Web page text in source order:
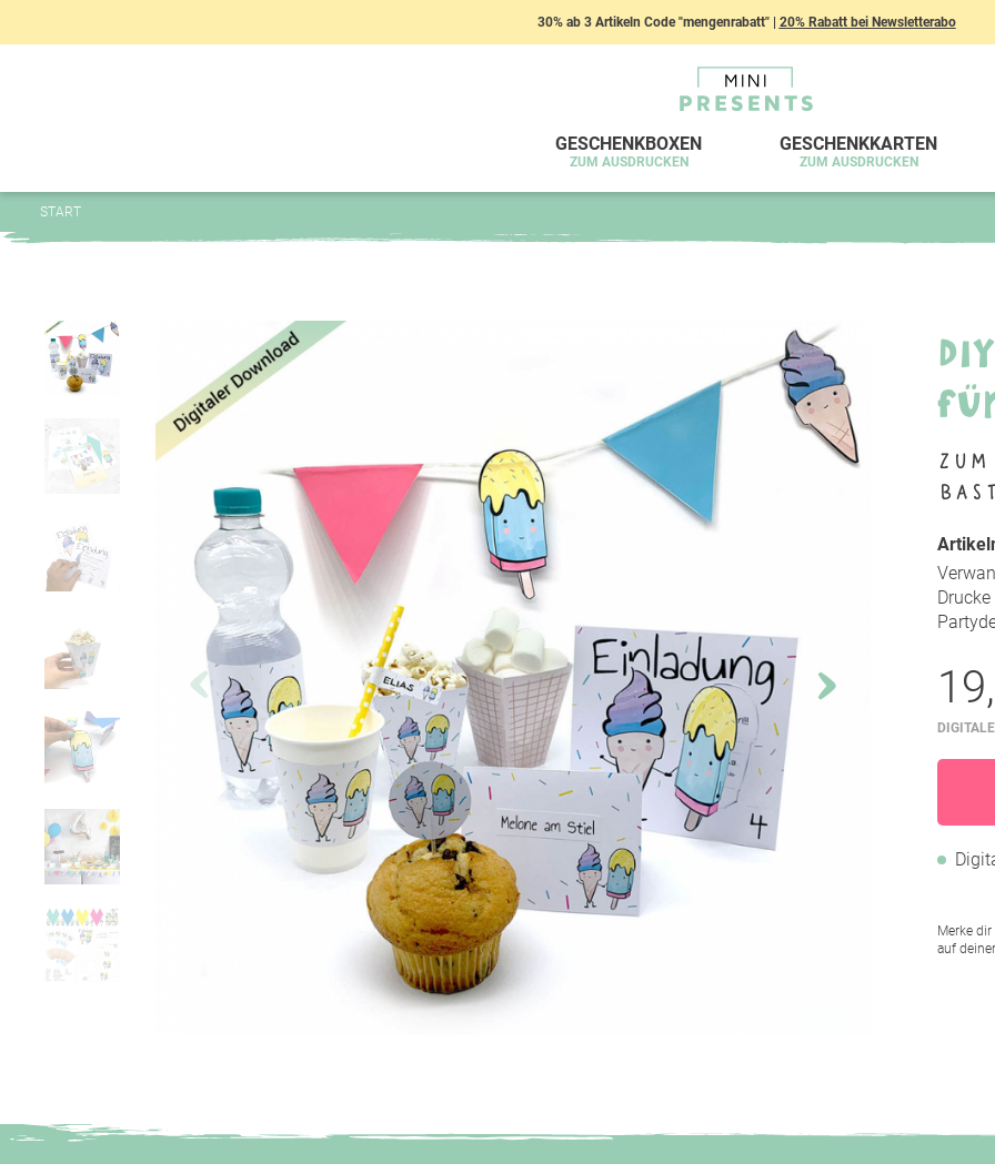
30% ab 3 Artikeln Code "mengenrabatt" | 20% Rabatt bei Newsletterabo
GESCHENKBOXEN
ZUM AUSDRUCKEN
GESCHENKKARTEN
ZUM AUSDRUCKEN
START
Merke
auf